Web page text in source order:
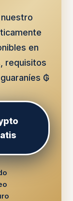
en
requisitos
₲